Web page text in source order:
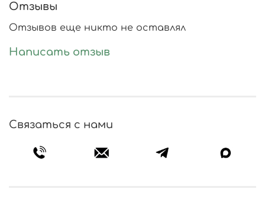
Отзывы
Отзывов еще никто не оставлял
Написать отзыв
Связаться с нами